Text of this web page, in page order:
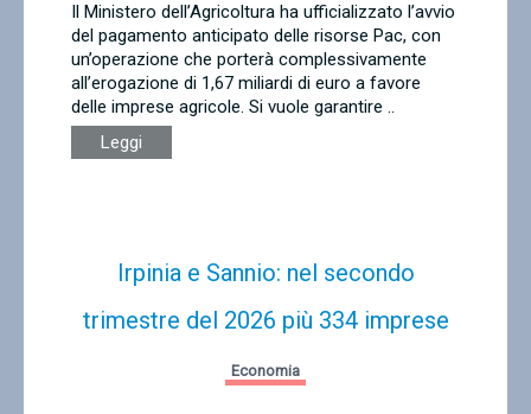
Il Ministero dell’Agricoltura ha ufficializzato l’avvio
del pagamento anticipato delle risorse Pac, con
un’operazione che porterà complessivamente
all’erogazione di 1,67 miliardi di euro a favore
delle imprese agricole. Si vuole garantire ..
Leggi
Irpinia e Sannio: nel secondo
trimestre del 2026 più 334 imprese
Economia